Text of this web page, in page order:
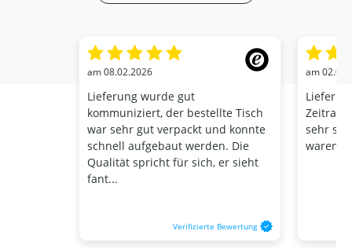
am 08.02.2026
Lieferung wurde gut
kommuniziert, der bestellte Tisch
war sehr gut verpackt und konnte
schnell aufgebaut werden. Die
Qualität spricht für sich, er sieht
fant...
Verifizierte Bewertung
am
sehr
waren